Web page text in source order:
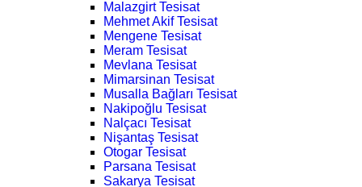
Malazgirt Tesisat
Mehmet Akif Tesisat
Mengene Tesisat
Meram Tesisat
Mevlana Tesisat
Mimarsinan Tesisat
Musalla Bağları Tesisat
Nakipoğlu Tesisat
Nalçacı Tesisat
Nişantaş Tesisat
Otogar Tesisat
Parsana Tesisat
Sakarya Tesisat